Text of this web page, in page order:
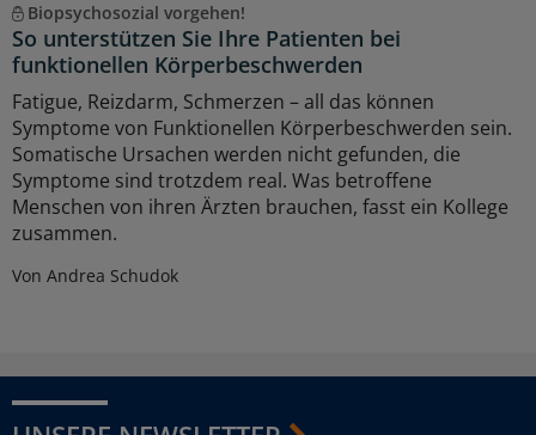
Biopsychosozial vorgehen!
So unterstützen Sie Ihre Patienten bei
funktionellen Körperbeschwerden
Fatigue, Reizdarm, Schmerzen – all das können
Symptome von Funktionellen Körperbeschwerden sein.
Somatische Ursachen werden nicht gefunden, die
Symptome sind trotzdem real. Was betroffene
Menschen von ihren Ärzten brauchen, fasst ein Kollege
zusammen.
Von Andrea Schudok